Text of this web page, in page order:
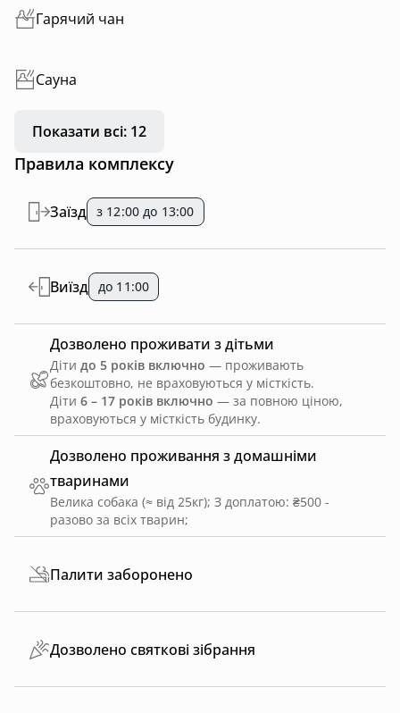
Гарячий чан
Сауна
Показати всі: 12
Правила комплексу
Дозволено проживання з домашніми
тваринами
Велика собака (≈ від 25кг); З доплатою: ₴500 -
разово за всіх тварин;
Заїзд з 12:00 до 13:00
Виїзд до 11:00
Дозволено проживати з дітьми
Діти до 5 років включно — проживають
безкоштовно, не враховуються у місткість.
Діти 6 – 17 років включно — за повною ціною,
враховуються у місткість будинку.
Палити заборонено
Дозволено святкові зібрання